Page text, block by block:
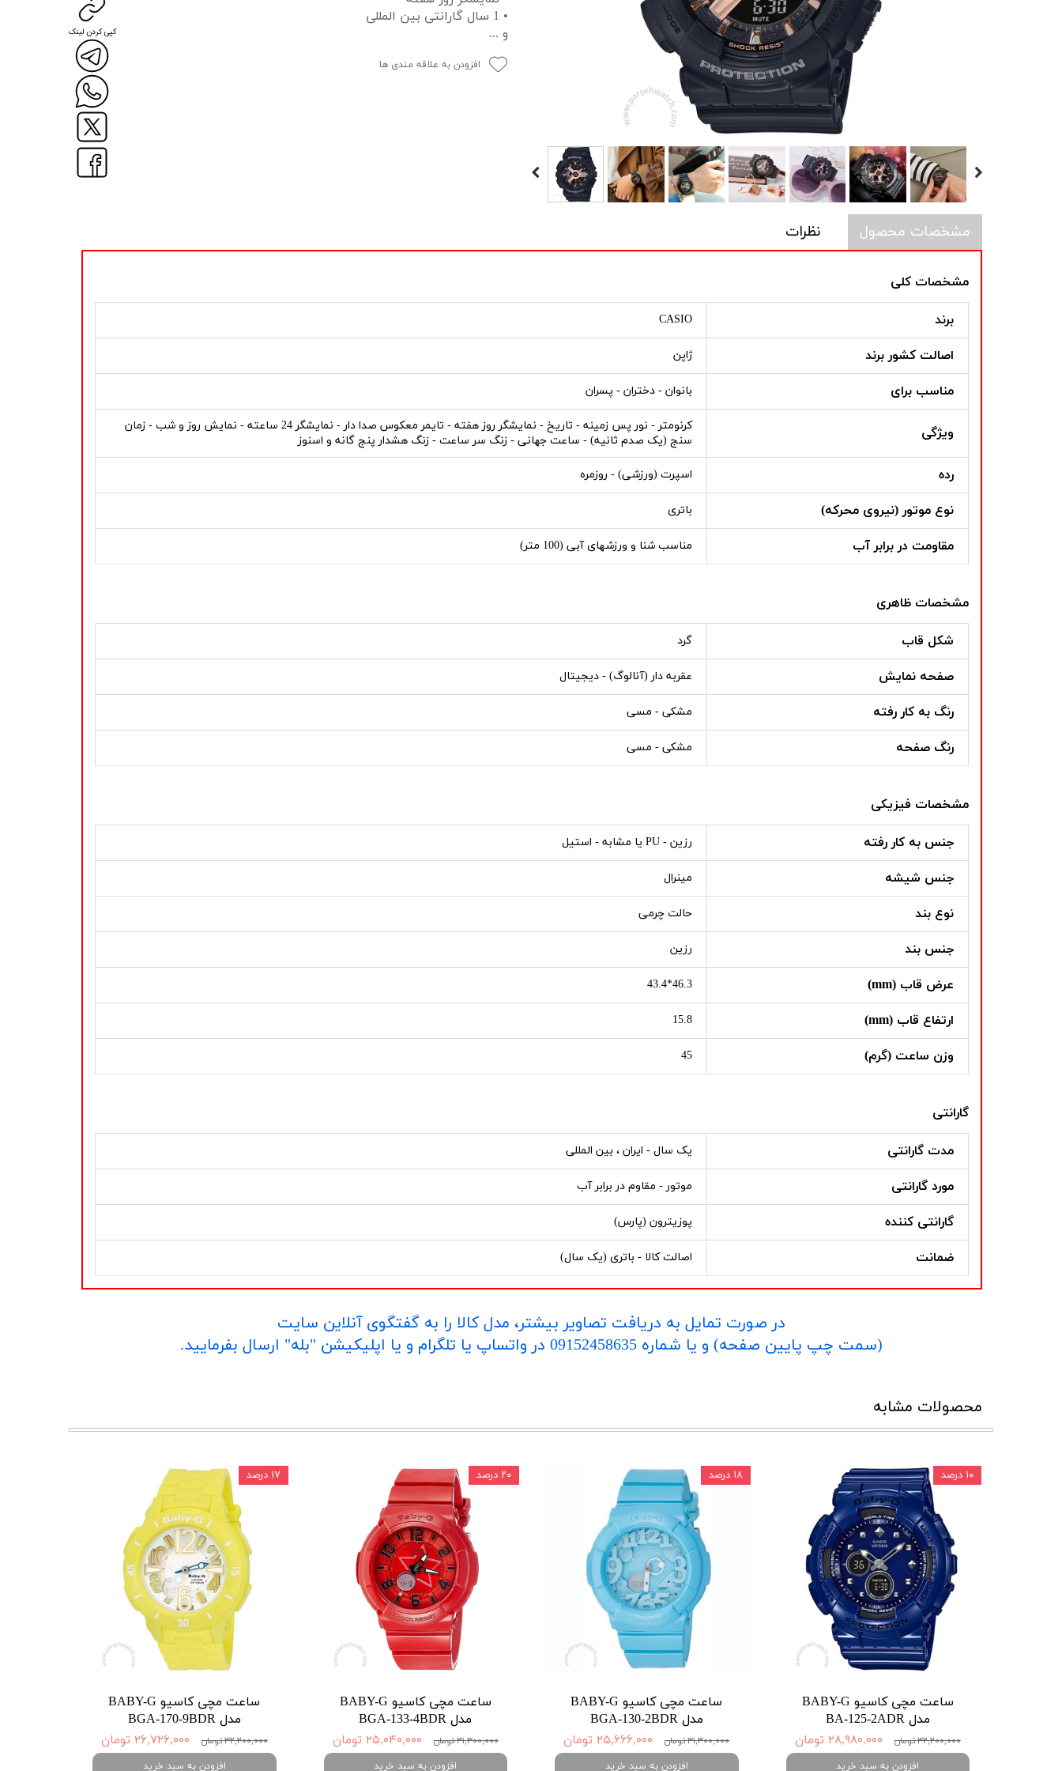
• 1 سال گارانتی بین المللی
و ...
افزودن به علاقه مندی ها
مشخصات محصول نظرات
مشخصات کلی
برند CASIO
اصالت کشور برند ژاپن
مناسب برای بانوان - دختران - پسران
ویژگی
کرنومتر - نور پس زمینه - تاریخ - نمایشگر روز هفته - تایمر معکوس صدا دار - نمایشگر 24 ساعته - نمایش روز و شب - زمان
سنج (یک صدم ثانیه) - ساعت جهانی - زنگ سر ساعت - زنگ هشدار پنج گانه و اسنوز
رده اسپرت (ورزشی) - روزمره
نوع موتور (نیروی محرکه) باتری
مقاومت در برابر آب مناسب شنا و ورزشهای آبی (100 متر)
مشخصات ظاهری
شکل قاب گرد
صفحه نمایش عقربه دار (آنالوگ) - دیجیتال
رنگ به کار رفته مشکی - مسی
رنگ صفحه مشکی - مسی
مشخصات فیزیکی
جنس به کار رفته رزین - PU یا مشابه - استیل
جنس شیشه مینرال
نوع بند حالت چرمی
جنس بند رزین
عرض قاب (mm) 46.3*43.4
ارتفاع قاب (mm) 15.8
وزن ساعت (گرم) 45
گارانتی
مدت گارانتی یک سال - ایران ، بین المللی
مورد گارانتی موتور - مقاوم در برابر آب
گارانتی کننده پوزیترون (پارس)
ضمانت اصالت کالا - باتری (یک سال)
کپی کردن لینک
در صورت تمایل به دریافت تصاویر بیشتر، مدل کالا را به گفتگوی آنلاین سایت
​​​​​​​(سمت چپ پایین صفحه) و یا شماره 09152458635 در واتساپ یا تلگرام و یا اپلیکیشن "بله" ارسال بفرمایید.
محصولات مشابه
ساعت مچی کاسیو BABY-G
مدل BA-125-2ADR
۳۲,۲۰۰,۰۰۰ تومان ۲۸,۹۸۰,۰۰۰ تومان
افزودن به سبد خرید
۱۰ درصد
ساعت مچی کاسیو BABY-G
مدل BGA-130-2BDR
۳۱,۳۰۰,۰۰۰ تومان ۲۵,۶۶۶,۰۰۰ تومان
افزودن به سبد خرید
۱۸ درصد
ساعت مچی کاسیو BABY-G
مدل BGA-133-4BDR
۳۱,۳۰۰,۰۰۰ تومان ۲۵,۰۴۰,۰۰۰ تومان
افزودن به سبد خرید
۲۰ درصد
ساعت مچی کاسیو BABY-G
مدل BGA-170-9BDR
۳۲,۲۰۰,۰۰۰ تومان ۲۶,۷۲۶,۰۰۰ تومان
افزودن به سبد خرید
۱۷ درصد